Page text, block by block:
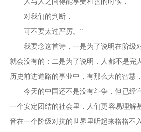
人与人之间得能享受和善的时候，
对我们的判断，
可不要太过严厉。”
我要念这首诗，一是为了说明在阶级
就会没有的；二是为了说明，人都不是完
历史前进道路的事业中，有那么大的智慧
今天的中国还不是没有斗争，但已经
一个安定团结的社会里，人们更容易理解
音在一个阶级对抗的世界里听起来格格不